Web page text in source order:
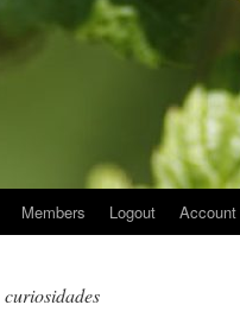
Members Logout Account
curiosidades